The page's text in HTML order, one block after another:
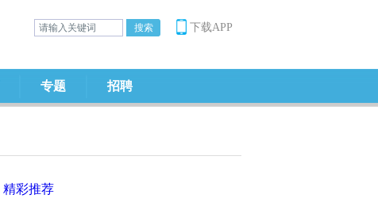
下载APP
专题 招聘
精彩推荐